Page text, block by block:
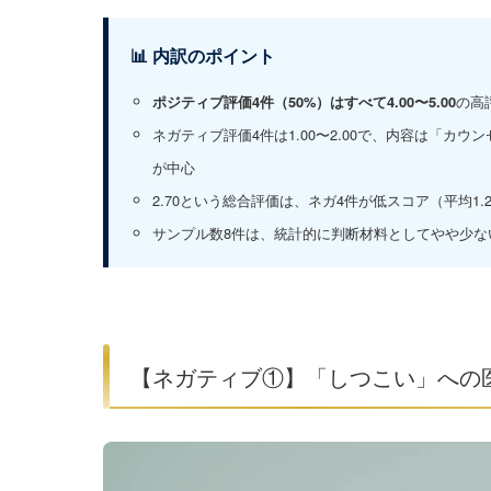
📊 内訳のポイント
ポジティブ評価4件（50%）はすべて4.00〜5.00の高
ネガティブ評価4件は1.00〜2.00で、内容は「カウ
が中心
2.70という総合評価は、ネガ4件が低スコア（平均
サンプル数8件は、統計的に判断材料としてやや少
【ネガティブ①】「しつこい」へ